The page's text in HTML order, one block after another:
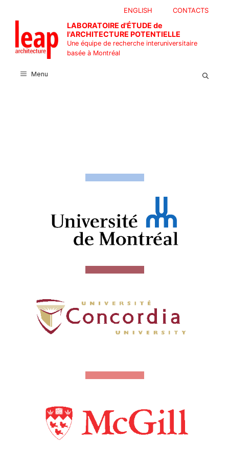
contenu
CONTACTS
ENGLISH
LABORATOIRE d'ÉTUDE de
l'ARCHITECTURE POTENTIELLE
Une équipe de recherche interuniversitaire
basée à Montréal
Menu